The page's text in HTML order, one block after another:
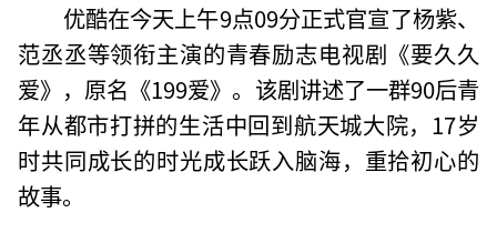
优酷在今天上午9点09分正式官宣了杨紫、
范丞丞等领衔主演的青春励志电视剧《要久久
爱》，原名《199爱》。该剧讲述了一群90后青
年从都市打拼的生活中回到航天城大院，17岁
时共同成长的时光成长跃入脑海，重拾初心的
故事。